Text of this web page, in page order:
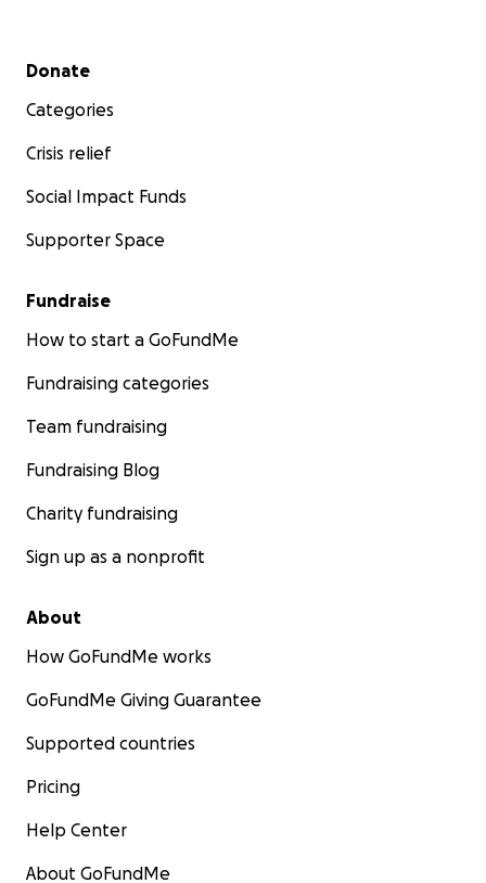
Secondary menu
Donate
Categories
Crisis relief
Social Impact Funds
Supporter Space
Fundraise
How to start a GoFundMe
Fundraising categories
Team fundraising
Fundraising Blog
Charity fundraising
Sign up as a nonprofit
About
How GoFundMe works
GoFundMe Giving Guarantee
Supported countries
Pricing
Help Center
About GoFundMe